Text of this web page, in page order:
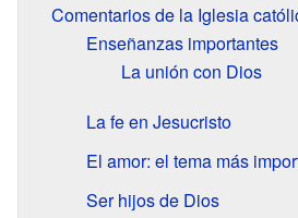
Comentarios de la Iglesia
Enseñanzas importantes
La unión con Dios
La fe en Jesucristo
El amor: el tema más
Ser hijos de Dios